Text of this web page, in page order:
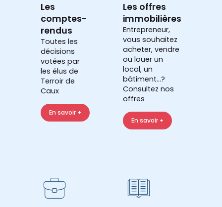
Les
comptes-
rendus
Toutes les
décisions
votées par
les élus de
Terroir de
Caux
En savoir +
Les offres
immobilières
Entrepreneur,
vous souhaitez
acheter, vendre
ou louer un
local, un
bâtiment...?
Consultez nos
offres
En savoir +